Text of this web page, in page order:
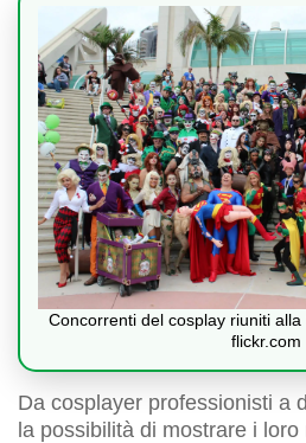
Concorrenti del cosplay riuniti
flickr.com
Da cosplayer professionisti a
la possibilità di mostrare i